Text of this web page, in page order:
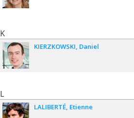
K
KIERZKOWSKI Daniel
L
LALIBERTÉ Etienne